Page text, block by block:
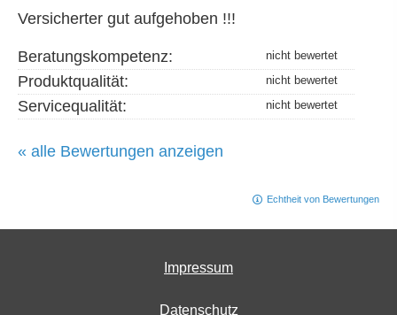
Versicherter gut aufgehoben !!!
Beratungskompetenz:
Produktqualität:
Servicequalität:
« alle Bewertungen anzeigen
Echtheit von Bewertungen
Impressum
Datenschutz